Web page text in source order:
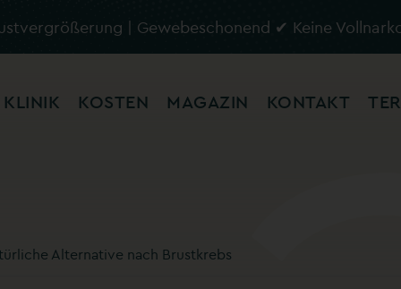
| Gewebeschonend ✔ Keine
KLINIK KOSTEN MAGAZIN KONTAKT
Alternative nach Brustkrebs